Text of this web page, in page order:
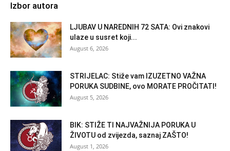
Izbor autora
LJUBAV U NAREDNIH 72 SATA: Ovi znakovi
ulaze u susret koji...
August 6, 2026
STRIJELAC: Stiže vam IZUZETNO VAŽNA
PORUKA SUDBINE, ovo MORATE PROČITATI!
August 5, 2026
BIK: STIŽE TI NAJVAŽNIJA PORUKA U
ŽIVOTU od zvijezda, saznaj ZAŠTO!
August 1, 2026